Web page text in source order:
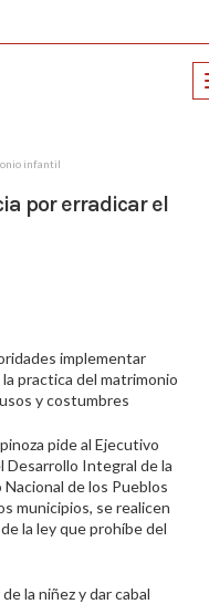
infantil
por erradicar el
implementar
practica del matrimonio
y costumbres
pide al Ejecutivo
Desarrollo Integral de la
de los Pueblos
municipios, se realicen
la ley que prohíbe del
la niñez y dar cabal